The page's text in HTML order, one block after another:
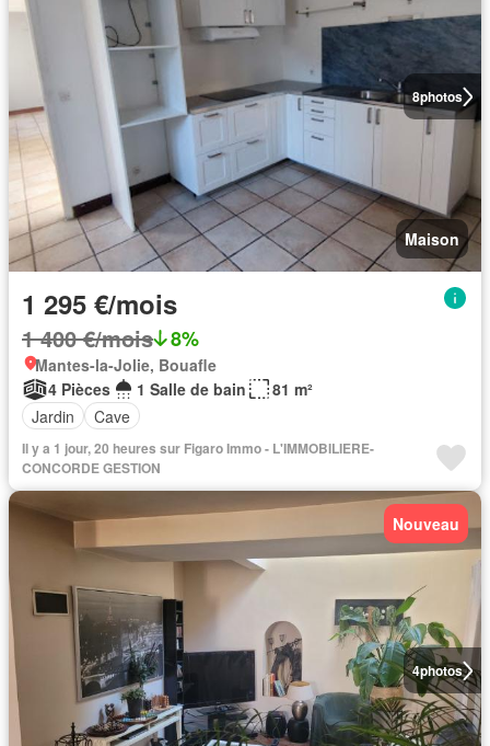
8photos
Maison
1 295 €/mois
1 400 €/mois 8%
Mantes-la-Jolie, Bouafle
4 Pièces
1 Salle de bain
81 m²
Jardin
Cave
Il y a 1 jour, 20 heures sur Figaro Immo - L'IMMOBILIERE-
CONCORDE GESTION
4photos
Nouveau